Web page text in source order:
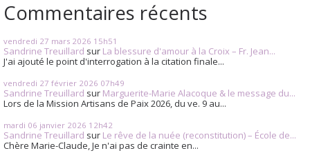
Commentaires récents
vendredi 27 mars 2026 15h51
Sandrine Treuillard sur La blessure d'amour à la Croix – Fr. Jean...
J'ai ajouté le point d'interrogation à la citation finale...
vendredi 27 février 2026 07h49
Sandrine Treuillard sur Marguerite-Marie Alacoque & le message du...
Lors de la Mission Artisans de Paix 2026, du ve. 9 au...
mardi 06 janvier 2026 12h42
Sandrine Treuillard sur Le rêve de la nuée (reconstitution) – École de...
Chère Marie-Claude, Je n'ai pas de crainte en...